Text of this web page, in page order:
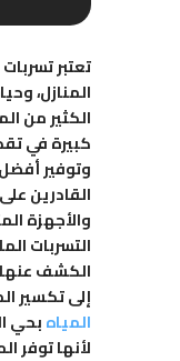
تعتبر
المنازل،
الكثير من
كبيرة في
وتوفير
القادرين
والأجهزة
التسربات
الكشف
إلى تكسير
المياهبحي
لأنها توفر